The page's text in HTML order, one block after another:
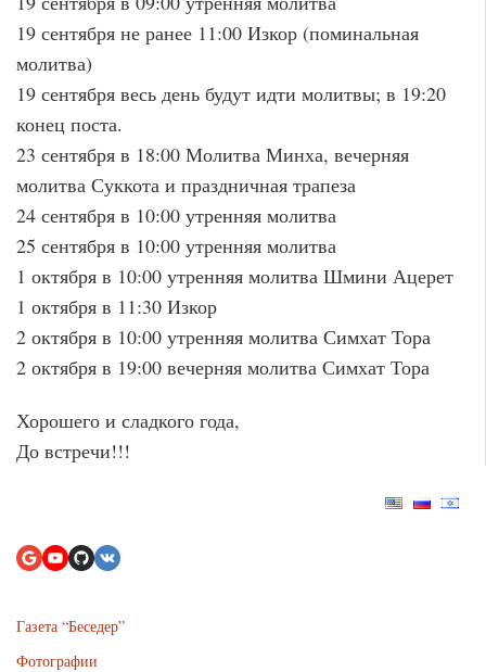
19 сентября не ранее 11:00 Изкор (поминальная
молитва)
19 сентября весь день будут идти молитвы; в 19:20
конец поста.
23 сентября в 18:00 Молитва Минха, вечерняя
молитва Суккота и праздничная трапеза
24 сентября в 10:00 утренняя молитва
25 сентября в 10:00 утренняя молитва
1 октября в 10:00 утренняя молитва Шмини Ацерет
1 октября в 11:30 Изкор
2 октября в 10:00 утренняя молитва Симхат Тора
2 октября в 19:00 вечерняя молитва Симхат Тора
Хорошего и сладкого года,
До встречи!!!
Газета “Беседер”
Фотографии